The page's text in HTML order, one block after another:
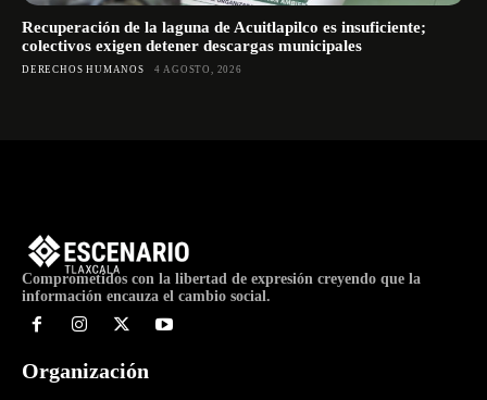
Recuperación de la laguna de Acuitlapilco es insuficiente;
colectivos exigen detener descargas municipales
DERECHOS HUMANOS 4 AGOSTO, 2026
Comprometidos con la libertad de expresión creyendo que la
información encauza el cambio social.
Organización